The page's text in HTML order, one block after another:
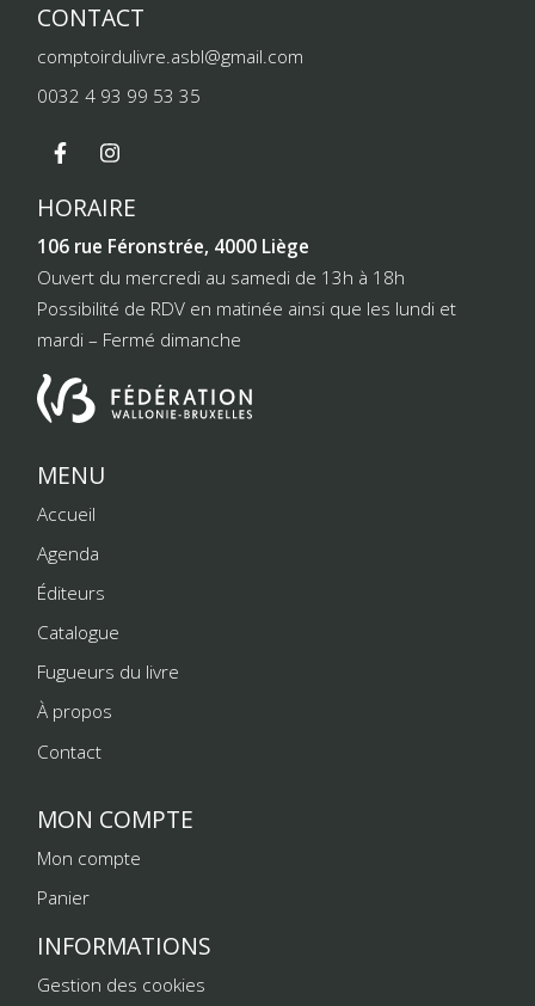
CONTACT
comptoirdulivre.asbl@gmail.com
0032 4 93 99 53 35
HORAIRE
106 rue Féronstrée, 4000 Liège
Ouvert du mercredi au samedi de 13h à 18h
Possibilité de RDV en matinée ainsi que les lundi et
mardi – Fermé dimanche
MENU
Accueil
Agenda
Éditeurs
Catalogue
Fugueurs du livre
À propos
Contact
MON COMPTE
Mon compte
Panier
INFORMATIONS
Gestion des cookies